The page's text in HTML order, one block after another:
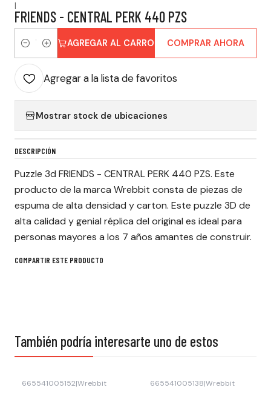
|
FRIENDS - CENTRAL PERK 440 PZS
Cantidad
AGREGAR AL CARRO COMPRAR AHORA
Agregar a la lista de favoritos
Mostrar stock de ubicaciones
DESCRIPCIÓN
Puzzle 3d FRIENDS - CENTRAL PERK 440 PZS. Este
producto de la marca Wrebbit consta de piezas de
espuma de alta densidad y carton. Este puzzle 3D de
alta calidad y genial réplica del original es ideal para
personas mayores a los 7 años amantes de construir.
COMPARTIR ESTE PRODUCTO
También podría interesarte uno de estos
665541005152|Wrebbit 665541005138|Wrebbit